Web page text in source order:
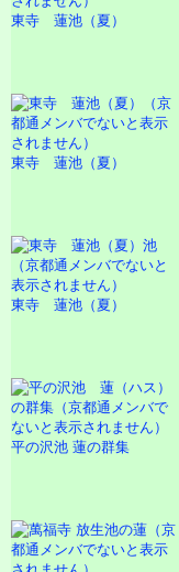
東寺 蓮池（夏）
東寺 蓮池（夏）
東寺 蓮池（夏）
平の沢池 蓮の群集